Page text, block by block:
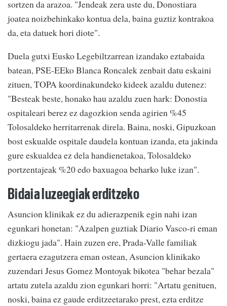
sortzen da arazoa. "Jendeak zera uste du, Donostiara
joatea noizbehinkako kontua dela, baina guztiz kontrakoa
da, eta datuek hori diote".
Duela gutxi Eusko Legebiltzarrean izandako eztabaida
batean, PSE-EEko Blanca Roncalek zenbait datu eskaini
zituen, TOPA koordinakundeko kideek azaldu dutenez:
"Besteak beste, honako hau azaldu zuen hark: Donostia
ospitaleari berez ez dagozkion senda agirien %45
Tolosaldeko herritarrenak direla. Baina, noski, Gipuzkoan
bost eskualde ospitale daudela kontuan izanda, eta jakinda
gure eskualdea ez dela handienetakoa, Tolosaldeko
portzentajeak %20 edo baxuagoa beharko luke izan".
Bidaia luzeegiak erditzeko
Asuncion klinikak ez du adierazpenik egin nahi izan
egunkari honetan: "Azalpen guztiak Diario Vasco-ri eman
dizkiogu jada". Hain zuzen ere, Prada-Valle familiak
gertaera ezagutzera eman ostean, Asuncion klinikako
zuzendari Jesus Gomez Montoyak bikotea "behar bezala"
artatu zutela azaldu zion egunkari horri: "Artatu genituen,
noski, baina ez gaude erditzeetarako prest, ezta erditze